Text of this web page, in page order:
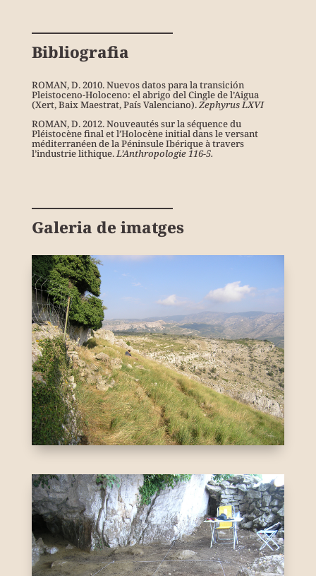
Bibliografia
ROMAN, D. 2010. Nuevos datos para la transición
Pleistoceno-Holoceno: el abrigo del Cingle de l’Aigua
(Xert, Baix Maestrat, País Valenciano).Zephyrus LXVI
ROMAN, D. 2012. Nouveautés sur la séquence du
Pléistocène final et l’Holocène initial dans le versant
méditerranéen de la Péninsule Ibérique à travers
l’industrie lithique.L’Anthropologie 116-5.
Galeria de imatges